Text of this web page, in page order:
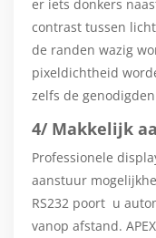
er iets donkers
contrast tussen
de randen wazig
pixeldichtheid
zelfs de
4/ Makkelijk
Professionele
aanstuur
RS232 poort u
vanop afstand.